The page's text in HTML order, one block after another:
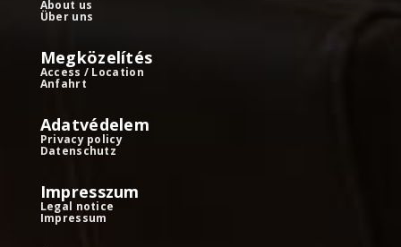
About us
Über uns
Megközelítés
Access / Location
Anfahrt
Adatvédelem
Privacy policy
Datenschutz
Impresszum
Legal notice
Impressum